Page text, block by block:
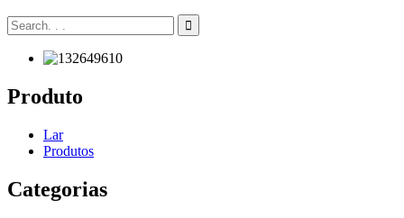
Produto
Lar
Produtos
Categorias